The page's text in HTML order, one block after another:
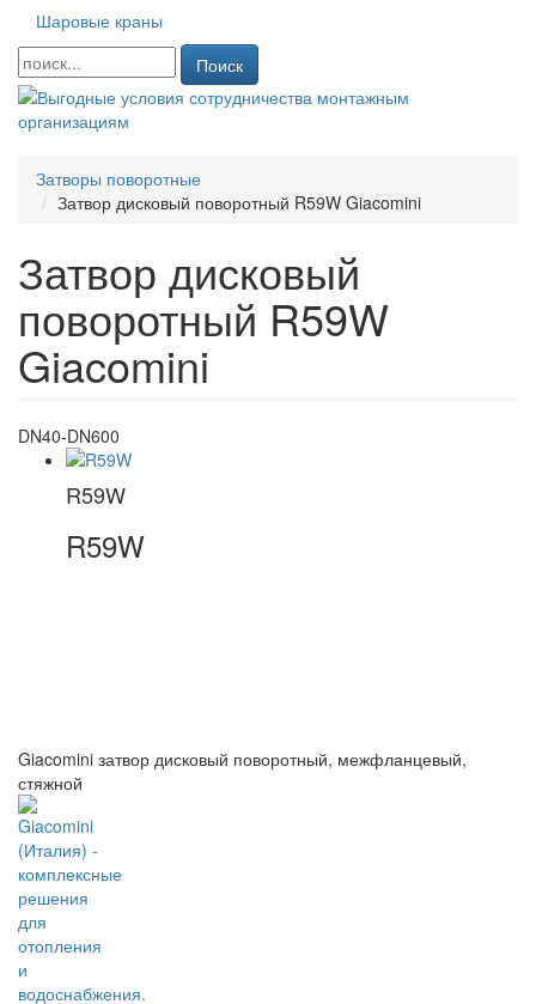
Шаровые краны
Поиск
Затворы поворотные
Затвор дисковый поворотный R59W Giacomini
Затвор дисковый
поворотный R59W
Giacomini
DN40-DN600
R59W
R59W
Giacomini затвор дисковый поворотный, межфланцевый,
стяжной